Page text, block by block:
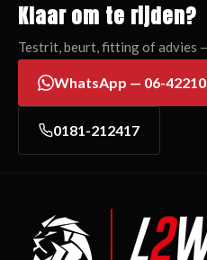
Klaar om te rijden?
Testrit, beurt, fitting of advies
WhatsApp — 06-
0181-212417